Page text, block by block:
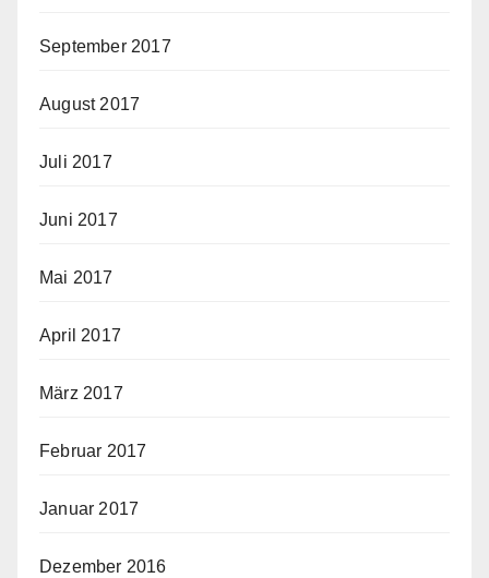
September 2017
August 2017
Juli 2017
Juni 2017
Mai 2017
April 2017
März 2017
Februar 2017
Januar 2017
Dezember 2016